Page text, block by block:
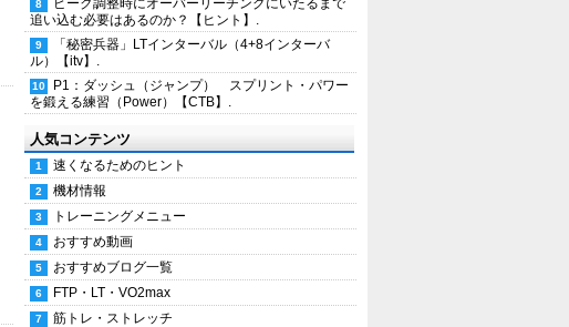
ピーク調整時にオーバーリーチングにいたるまで
追い込む必要はあるのか？【ヒント】.
「秘密兵器」LTインターバル（4+8インターバ
ル）【itv】.
P1：ダッシュ（ジャンプ） スプリント・パワー
を鍛える練習（Power）【CTB】.
人気コンテンツ
速くなるためのヒント
機材情報
トレーニングメニュー
おすすめ動画
おすすめブログ一覧
FTP・LT・VO2max
筋トレ・ストレッチ